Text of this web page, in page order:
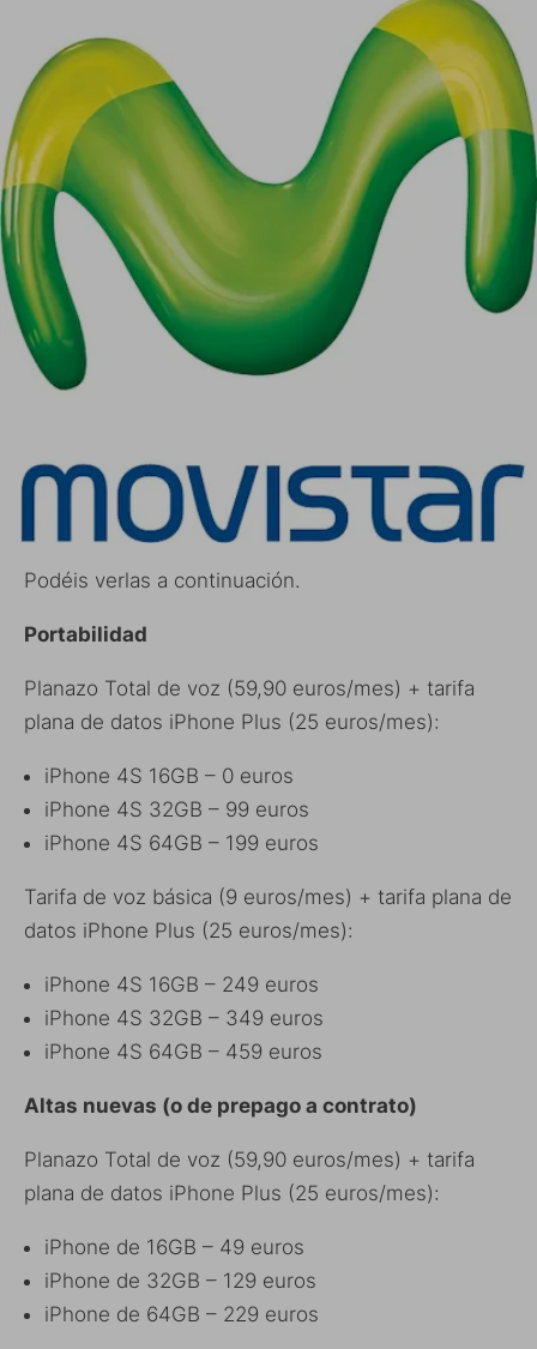
Podéis verlas a continuación.
Portabilidad
Planazo Total de voz (59,90 euros/mes) + tarifa
plana de datos iPhone Plus (25 euros/mes):
iPhone 4S 16GB – 0 euros
iPhone 4S 32GB – 99 euros
iPhone 4S 64GB – 199 euros
Tarifa de voz básica (9 euros/mes) + tarifa plana de
datos iPhone Plus (25 euros/mes):
iPhone 4S 16GB – 249 euros
iPhone 4S 32GB – 349 euros
iPhone 4S 64GB – 459 euros
Altas nuevas (o de prepago a contrato)
Planazo Total de voz (59,90 euros/mes) + tarifa
plana de datos iPhone Plus (25 euros/mes):
iPhone de 16GB – 49 euros
iPhone de 32GB – 129 euros
iPhone de 64GB – 229 euros